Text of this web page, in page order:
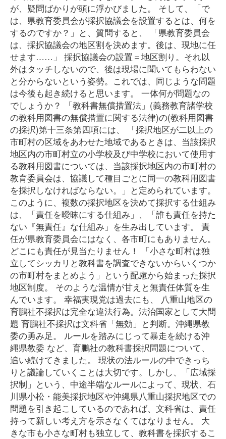
が、疑問ばかりが頭に浮かびました。 そして、「で
は、県教育委員会が採択協議会を設置するとは、何を
するのですか？」と、質問すると、 「県教育委員会
は、採択協議会の地区割を決めます。後は、現地に任
せます……」 採択協議会の設置＝地区割り。それ以
外はタッチしないので、後は現場に聞いてもらわない
と分からないという姿勢。これでは、同じような問題
は今後も起き続けると思います。 一体何が問題なの
でしょうか？ 「教科書無償措置法」(義務教育諸学校
の教科用図書の無償措置に関する法律)の(教科用図書
の採択)第十三条第四項には、 「採択地区が二以上の
市町村の区域をあわせた地域であるときは、当該採択
地区内の市町村立の小学校及び中学校において使用す
る教科用図書については、当該採択地区内の市町村の
教育委員会は、協議して種目ごとに同一の教科用図書
を採択しなければならない。」と定められています。
このように、複数の採択地区を決めて採択する仕組み
は、「責任を曖昧にする仕組み」、「誰も責任を持た
ない『無責任』な仕組み」を生み出しています。 責
任が県教育委員会にはなく、各市町にもありません。
どこにも責任が見当たりません！ 「小さな町村は独
立してシッカリと教科書を調査できないからいくつか
の市町村をまとめよう」という配慮から始まった採択
地区制度。 そのような温情が甘えと無責任体質を生
んでいます。 幸福実現党は過去にも、 八重山地区の
育鵬社不採択は完全な違法行為。法治国家として大問
題 育鵬社不採択は文科省「無効」と判断。沖縄県教
委の勇み足。 ルールを踏みにじって暴走を続ける沖
縄県教委 など、育鵬社の教科書採択問題について、
追い続けてきました。 現状の法ルールの中できっち
りと議論していくことは大切です。しかし、「広域採
択制」という、中途半端なルールによって、現状、石
川県小松・能美採択地区や沖縄県八重山採択地区での
問題を引き起こしているのであれば、文科省は、責任
持って新しい考え方を示さなくてはなりません。 大
きな市も小さな町村も独立して、教科書を採択するこ